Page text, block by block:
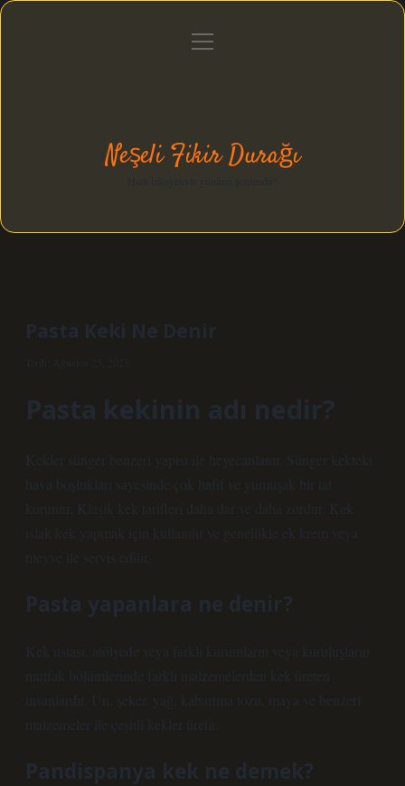
Gizlilik Politikası
menüyü
Neşeli Fikir Durağı
Pasta Keki Ne Denir
Tarih: Ağustos 25, 2025
Pasta kekinin adı nedir?
Kekler sünger benzeri yapısı ile heyecanlanır. Sünger kekteki
hava boşlukları sayesinde çok hafif ve yumuşak bir tat
korunur. Klasik kek tarifleri daha dar ve daha zordur. Kek
ıslak kek yapmak için kullanılır ve genellikle ek krem ​​veya
meyve ile servis edilir.
Pasta yapanlara ne denir?
Kek ustası, atölyede veya farklı kurumların veya kuruluşların
mutfak bölümlerinde farklı malzemelerden kek üreten
insanlardır. Un, şeker, yağ, kabartma tozu, maya ve benzeri
malzemeler ile çeşitli kekler üretir.
Pandispanya kek ne demek?